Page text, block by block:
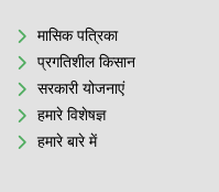
मासिक पत्रिका
प्रगतिशील किसान
सरकारी योजनाएं
हमारे विशेषज्ञ
हमारे बारे में